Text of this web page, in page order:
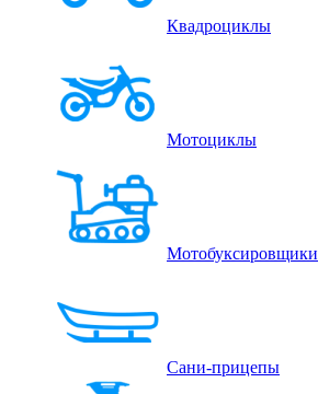
Квадроциклы
Мотоциклы
Мотобуксировщики
Сани-прицепы